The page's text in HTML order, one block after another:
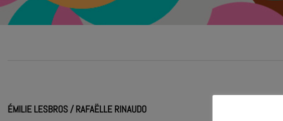
ÉMILIE LESBROS / RAFAËLLE RINAUDO